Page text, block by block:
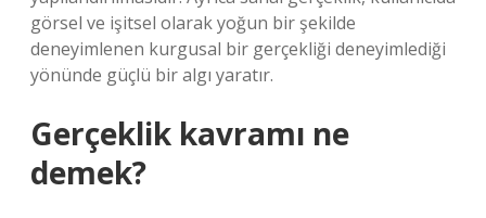
görsel ve işitsel olarak yoğun bir şekilde
deneyimlenen kurgusal bir gerçekliği deneyimlediği
yönünde güçlü bir algı yaratır.
Gerçeklik kavramı ne
demek?